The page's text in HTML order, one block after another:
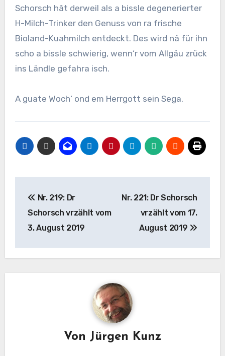
Schorsch hât derweil als a bissle degenerierter
H-Milch-Trinker den Genuss von ra frische
Bioland-Kuahmilch entdeckt. Des wird nâ für ihn
scho a bissle schwierig, wenn‘r vom Allgäu zrück
ins Ländle gefahra isch.
A guate Woch‘ ond em Herrgott sein Sega.
Nr. 219: Dr
Schorsch vrzählt vom
3. August 2019
Nr. 221: Dr Schorsch
vrzählt vom 17.
August 2019
Von Jürgen Kunz